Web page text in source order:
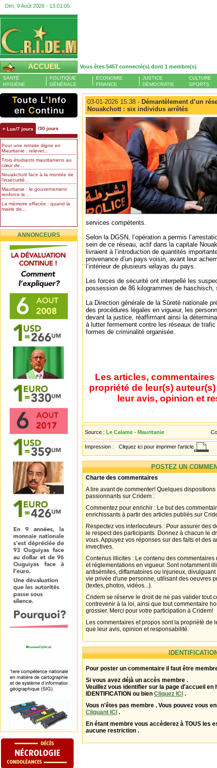
Dim, 9 Août 2026 - 13:01:05
ACCUEIL Vous êtes 5457 connecté(s) dont 1 membre(s)
SANTÉ
HYGIÈNE
POLITIQUE
GÉNÉRALE
ECONOMIE
FINANCE
JUSTICE
DÉMOCRATIE
CULTURE
SPORTS
+ Lus/7 jours /30 jours
Pour une retraite digne en
Mauritanie : relever...
Trois étudiants mauritaniens au
cœur de...
Nouakchott face à la montée de
l’insécurité...
Mauritanie : le gouvernement
renforce le...
La mémoire effacée : quand la
mairie de...
ANNONCEURS
03-01-2026 15:38 - Démantèlement d’un
Nouakchott : six individus arrêtés
services compétents.
Selon la DGSN, l’opération a permis
sein de ce réseau, actif dans la capitale
livraient à l’introduction de quantités
provenance d’un pays voisin, avant leur
l’intérieur de plusieurs wilayas du pays.
Les forces de sécurité ont interpellé les
possession de 86 kilogrammes de haschisch,
La Direction générale de la Sûreté nationale
des procédures légales en vigueur, les
devant la justice, réaffirmant ainsi la
à lutter fermement contre les réseaux de
formes de criminalité organisée.
Les articles,
propriété de leur(s)
leur avis, opinion et
Source : Le Calame - Mauritanie
Impression : Cliquez ici pour imprimer l'article
POSTEZ UN
Charte des commentaires
A lire avant de commenter! Quelques
passionnants sur Cridem :
Commentez pour enrichir : Le but des
enrichissants à partir des articles publiés sur
Respectez vos interlocuteurs : Pour assurer des
le respect des participants. Donnez à chacun le
vous. Appuyez vos réponses sur des faits et des
invectives.
Contenus illicites : Le contenu des
et réglementations en vigueur. Sont notamment
antisémites, diffamatoires ou injurieux,
vie privée d'une personne, utilisant des oeuvres
(textes, photos, vidéos...).
Cridem se réserve le droit de ne pas valider tout
contrevenir à la loi, ainsi que tout commentaire
grossier. Merci pour votre participation à Cridem!
Les commentaires et propos sont la propriété de
que leur avis, opinion et responsabilité.
Pour poster un commentaire il faut être
Si vous avez déjà un accès membre .
Veuillez vous identifier sur la page d'accueil en
IDENTIFICATION ou bien Cliquez ICI .
Vous n'êtes pas membre . Vous pouvez vous
Cliquant ICI .
En étant membre vous accèderez à TOUS les
aucune restriction .